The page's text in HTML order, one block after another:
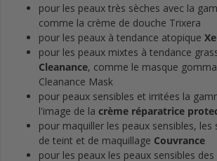
pour les peaux très sèches avec la
comme la crème de douche Trixera
pour les peaux à tendance atopique
pour les peaux mixtes à tendance
Cleanance, comme le masque
Cleanance Mask
pour peaux sensibles et irritées la
l'image de la crème réparatrice
pour maquiller les peaux sensibles, les
de teint et de maquillage Couvrance
pour les peaux les peaux sensibles